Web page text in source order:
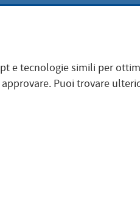
di
corso
sviluppo urbano e
e tecnologie simili per
Puoi trovare